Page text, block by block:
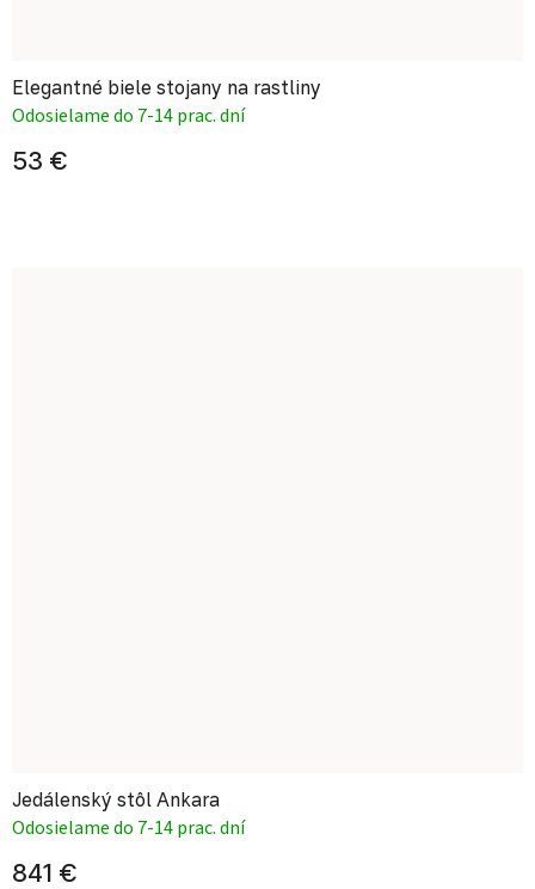
Elegantné biele stojany na rastliny
Odosielame do 7-14 prac. dní
53 €
Jedálenský stôl Ankara
Odosielame do 7-14 prac. dní
841 €